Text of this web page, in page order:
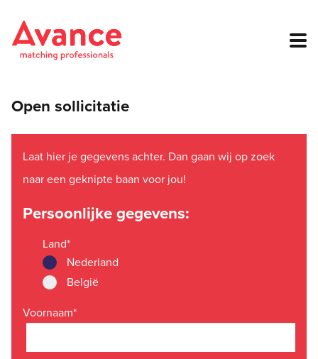
Open sollicitatie
Laat hier je gegevens achter. Dan gaan wij op zoek
naar een geknipte baan voor jou!
Persoonlijke gegevens:
Land*
Nederland
België
Voornaam*